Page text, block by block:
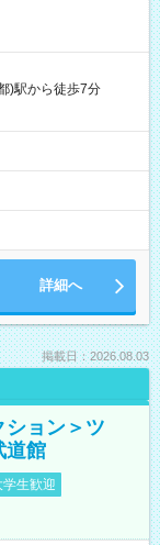
)駅から徒歩7分
詳細へ
掲載日：2026.08.03
ション＞ツ
道館
学生歓迎